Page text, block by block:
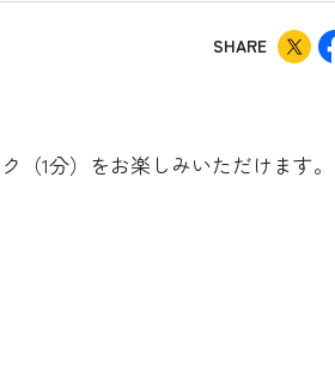
SHARE
1分）をお楽しみいただけます。